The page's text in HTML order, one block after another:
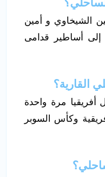
الشيخاوي و أمين
إلى أساطير قدامى
القارية؟
أفريقيا مرة واحدة
وكأس السوبر